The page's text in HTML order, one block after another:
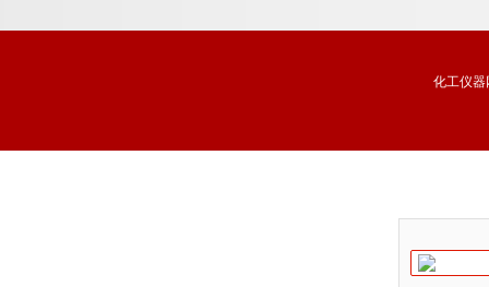
化工仪器